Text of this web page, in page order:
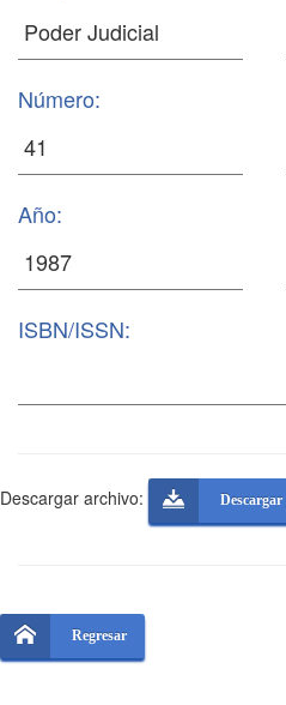
Número:
Año:
ISBN/ISSN:
Descargar archivo: Descargar
Regresar